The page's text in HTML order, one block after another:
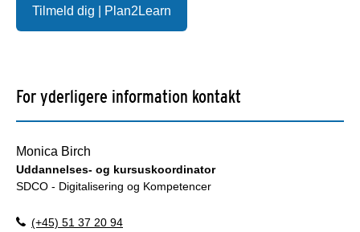
Tilmeld dig | Plan2Learn
For yderligere information kontakt
Monica Birch
Uddannelses- og kursuskoordinator
SDCO - Digitalisering og Kompetencer
(+45) 51 37 20 94